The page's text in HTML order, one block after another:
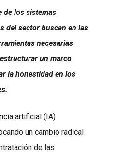
de los sistemas
del sector buscan en las
necesarias
un marco
la honestidad en los
artificial (IA)
un cambio radical
de las